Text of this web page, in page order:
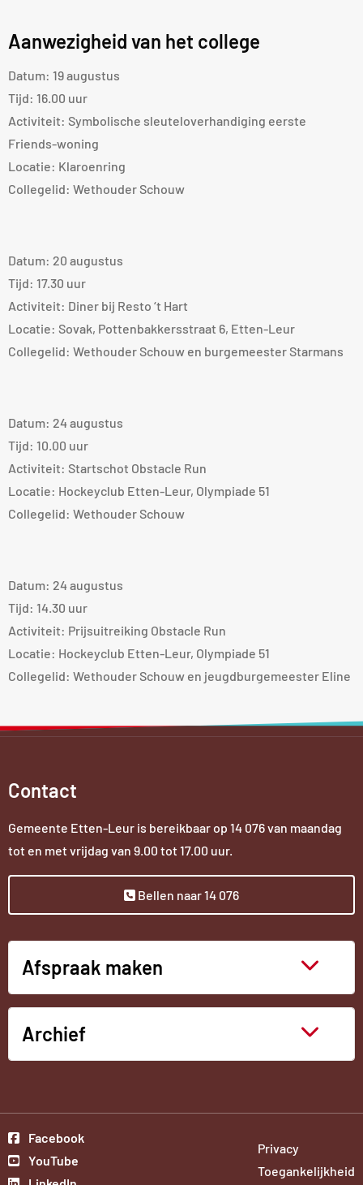
Aanwezigheid van het college
Datum: 19 augustus
Tijd: 16.00 uur
Activiteit: Symbolische sleuteloverhandiging eerste
Friends-woning
Locatie: Klaroenring
Collegelid: Wethouder Schouw
Datum: 20 augustus
Tijd: 17.30 uur
Activiteit: Diner bij Resto ‘t Hart
Locatie: Sovak, Pottenbakkersstraat 6, Etten-Leur
Collegelid: Wethouder Schouw en burgemeester Starmans
Datum: 24 augustus
Tijd: 10.00 uur
Activiteit: Startschot Obstacle Run
Locatie: Hockeyclub Etten-Leur, Olympiade 51
Collegelid: Wethouder Schouw
Datum: 24 augustus
Tijd: 14.30 uur
Activiteit: Prijsuitreiking Obstacle Run
Locatie: Hockeyclub Etten-Leur, Olympiade 51
Collegelid: Wethouder Schouw en jeugdburgemeester Eline
Contact
Gemeente Etten-Leur is bereikbaar op 14 076van maandag
tot en met vrijdag van 9.00 tot 17.00 uur.
Bellen naar 14 076
Afspraak maken
Archief
FacebookGa
Externe
YouTube
Privacy
Toegankelijkheid